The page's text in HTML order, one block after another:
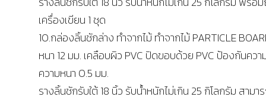
เครื่องเขียน 1 ชุด
10.กล่องลิ้นชักล่าง ทำจากไม้ ทำจากไม้ PARTICLE
หนา 12 มม. เคลือบผิว PVC ปิดขอบด้วย PVC ป้องกันคว
ความหนา 0.5 มม.
รางลิ้นชักรับใต้ 18 นิ้ว รับน้ำหนักไม่เกิน 25 กิโลกรัม สามา